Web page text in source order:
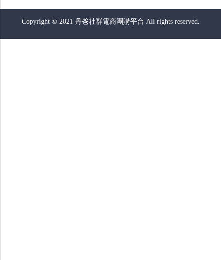
Copyright © 2021 丹爸社群電商團購平台 All rights reserved.